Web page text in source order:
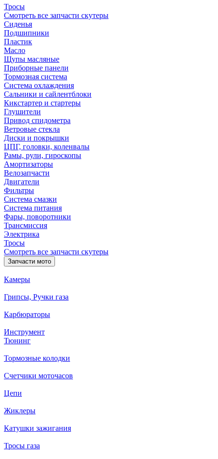
Тросы
Смотреть все запчасти скутеры
Сиденья
Подшипники
Пластик
Масло
Щупы масляные
Приборные панели
Тормозная система
Система охлаждения
Сальники и сайлентблоки
Кикстартер и стартеры
Глушители
Привод спидометра
Ветровые стекла
Диски и покрышки
ЦПГ, головки, коленвалы
Рамы, рули, гироскопы
Амортизаторы
Велозапчасти
Двигатели
Фильтры
Система смазки
Система питания
Фары, поворотники
Трансмиссия
Электрика
Тросы
Смотреть все запчасти скутеры
Запчасти мото
Камеры
Грипсы, Ручки газа
Карбюраторы
Инструмент
Тюнинг
Тормозные колодки
Счетчики моточасов
Цепи
Жиклеры
Катушки зажигания
Тросы газа